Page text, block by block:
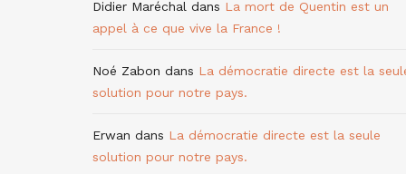
Didier Maréchal dans La mort de Quentin est un
appel à ce que vive la France !
Noé Zabon dans La démocratie directe est la
solution pour notre pays.
Erwan dans La démocratie directe est la seule
solution pour notre pays.